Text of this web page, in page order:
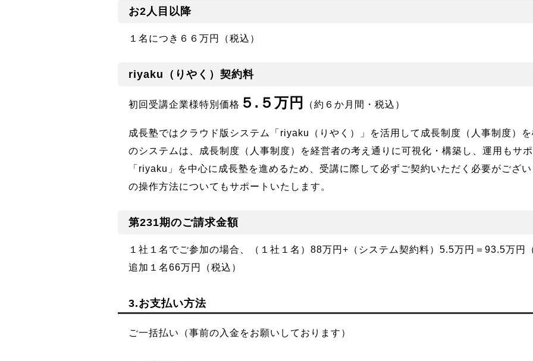
お2人目以降
１名につき６６万円（税込）
riyaku（りやく）契約料
初回受講企業様特別価格 ５.５万円 （約６か月間・税込）
成長塾ではクラウド版システム「riyaku（りやく）」を活用して成長制度（人事制度）
のシステムは、成長制度（人事制度）を経営者の考え通りに可視化・構築し、運用もサ
「riyaku」を中心に成長塾を進めるため、受講に際して必ずご契約いただく必要がござ
の操作方法についてもサポートいたします。
第231期のご請求金額
１社１名でご参加の場合、（１社１名）88万円+（システム契約料）5.5万円＝93.5万円
追加１名66万円（税込）
3.お支払い方法
ご一括払い（事前の入金をお願いしております）